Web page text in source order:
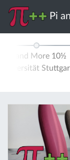
Pi
Pi and More 10½
Universität